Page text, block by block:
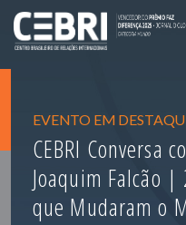
EVENTO EM
CEBRI Conversa
Joaquim Falcão
que Mudaram o